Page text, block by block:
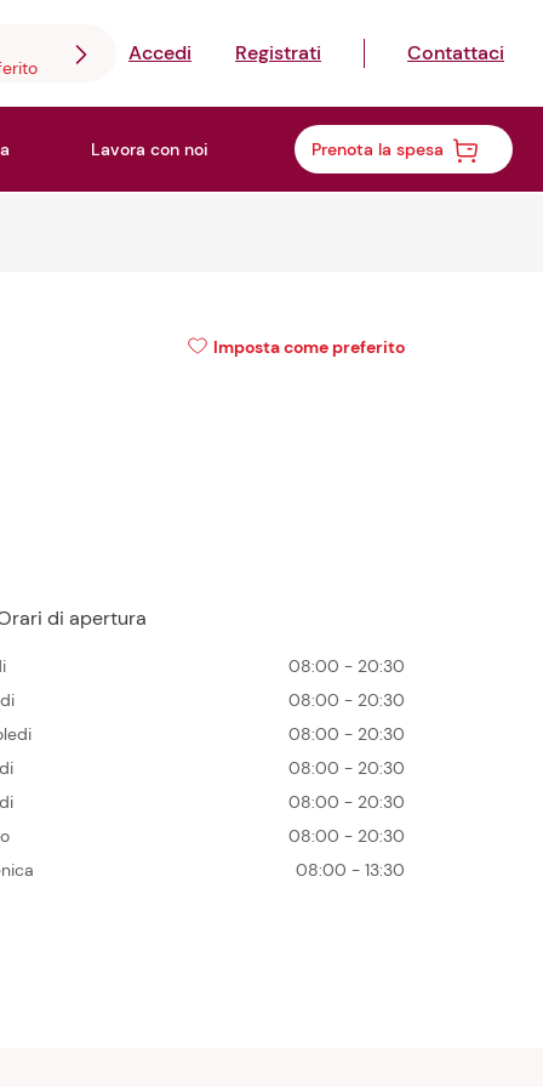
Accedi Registrati Contattaci
Lavora con noi Prenota la spesa
Imposta come preferito
di apertura
08:00 - 20:30
08:00 - 20:30
08:00 - 20:30
08:00 - 20:30
08:00 - 20:30
08:00 - 20:30
08:00 - 13:30